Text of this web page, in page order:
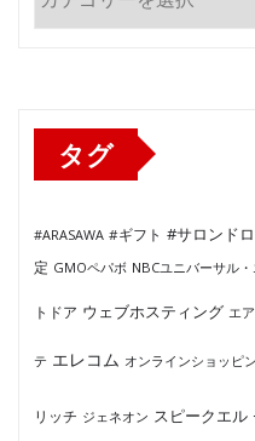
タグ
#ARASAWA #ギフト #サロンド
定 GMOペパボ NBCユニバーサル
トドア ウェブホスティング エ
テ エレコム オンラインショッピ
リッチ ジェネオン スピークエル